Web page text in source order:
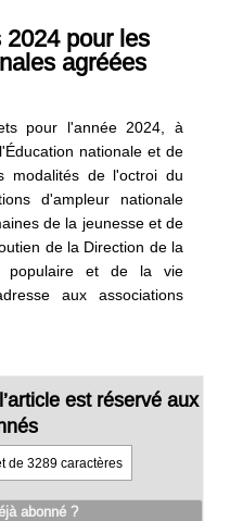
pour les
agréées
pour l'année 2024, à
nationale et de
modalités de l'octroi du
d'ampleur nationale
de la jeunesse et de
de la Direction de la
populaire et de la vie
aux associations
est réservé aux
de 3289 caractères
abonné ?